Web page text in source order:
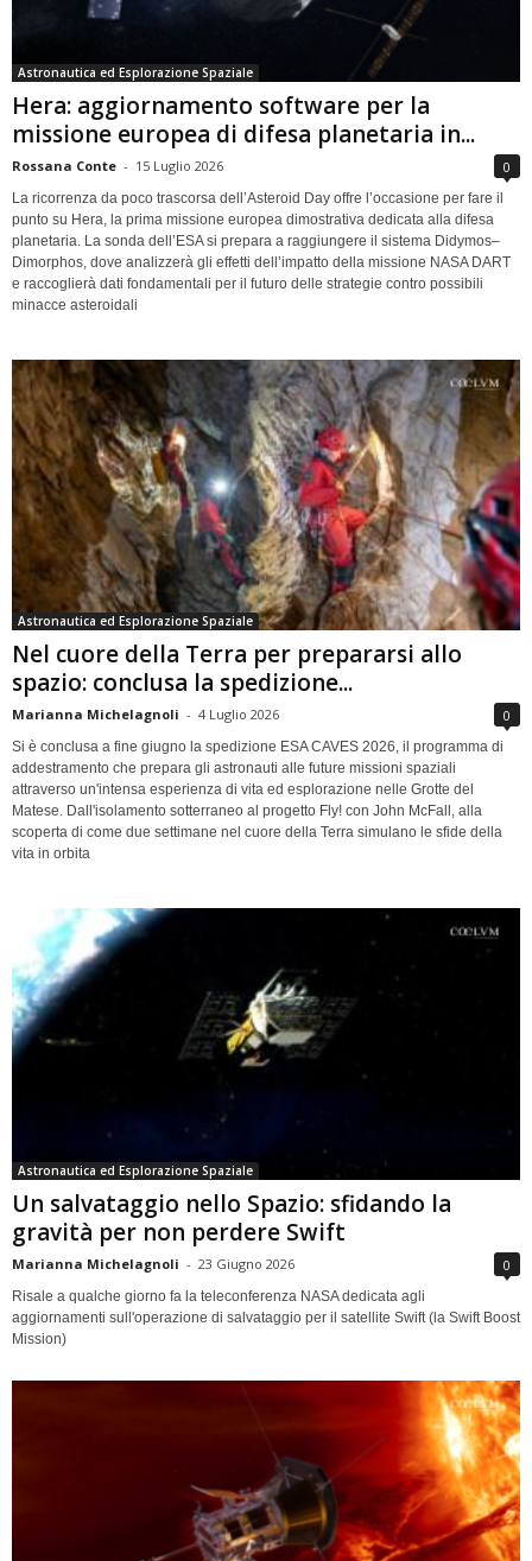
Astronautica ed Esplorazione Spaziale
Hera: aggiornamento software per la
missione europea di difesa planetaria in...
Rossana Conte - 15 Luglio 2026 0
La ricorrenza da poco trascorsa dell’Asteroid Day offre l’occasione per fare il
punto su Hera, la prima missione europea dimostrativa dedicata alla difesa
planetaria. La sonda dell’ESA si prepara a raggiungere il sistema Didymos–
Dimorphos, dove analizzerà gli effetti dell’impatto della missione NASA DART
e raccoglierà dati fondamentali per il futuro delle strategie contro possibili
minacce asteroidali
Astronautica ed Esplorazione Spaziale
Nel cuore della Terra per prepararsi allo
spazio: conclusa la spedizione...
Marianna Michelagnoli - 4 Luglio 2026 0
Si è conclusa a fine giugno la spedizione ESA CAVES 2026, il programma di
addestramento che prepara gli astronauti alle future missioni spaziali
attraverso un'intensa esperienza di vita ed esplorazione nelle Grotte del
Matese. Dall'isolamento sotterraneo al progetto Fly! con John McFall, alla
scoperta di come due settimane nel cuore della Terra simulano le sfide della
vita in orbita
Astronautica ed Esplorazione Spaziale
Un salvataggio nello Spazio: sfidando la
gravità per non perdere Swift
Marianna Michelagnoli - 23 Giugno 2026 0
Risale a qualche giorno fa la teleconferenza NASA dedicata agli
aggiornamenti sull'operazione di salvataggio per il satellite Swift (la Swift Boost
Mission)